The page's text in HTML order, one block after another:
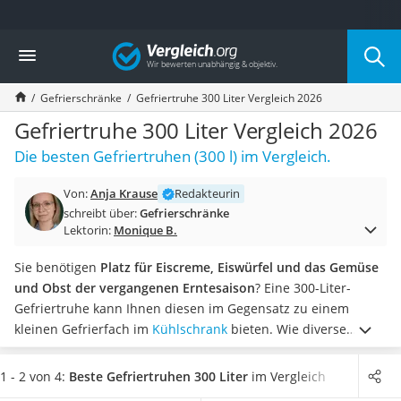
Die beliebtesten Vergleiche nach Kategorie
Haushalt
Wassersprudler
Zentralstaubsauger
Brotbackautomat
Wischroboter
Wäschespinne
Spülmaschinentabs
Akku-Staubsauger
AEG-Waschmaschine
Saug-Wisch-Roboter
Handstaubsauger
Milchaufschäumer
Kondenstrockner
Reiskocher
Vergleich
Gefrierschränke Gefriertruhe 300 Liter Vergleich 2026
Gefriertruhe 300 Liter Vergleich 2026
Die besten Gefriertruhen (300 l) im Vergleich.
Von:Anja Krause
Redakteurin
schreibt über:Gefrierschränke
Lektorin: Monique B.
Sie benötigen Platz für Eiscreme, Eiswürfel und das Gemüse
und Obst der vergangenen Erntesaison? Eine 300-Liter-
Gefriertruhe kann Ihnen diesen im Gegensatz zu einem
kleinen Gefrierfach im Kühlschrank
Online-Tests zeigen, liegt der Energieverbrauch einer solch
großen Gefriertruhe zwischen 180 kWh und 360 kWh.
Wählen
1 - 2 von 4: Beste Gefriertruhen 300 Liter im Vergleich